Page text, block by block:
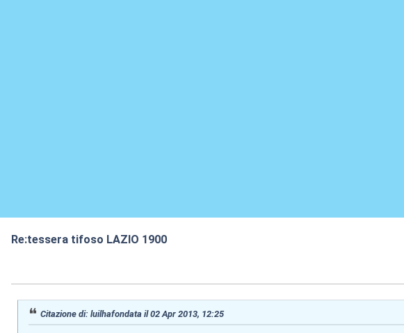
Re:tessera tifoso LAZIO 1900
Citazione di: luilhafondata il 02 Apr 2013, 12:25